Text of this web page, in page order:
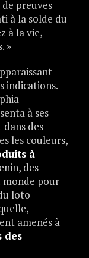
preuves
à la solde du
à la vie,
»
indications.
à ses
des
les couleurs,
à
des
monde pour
loto
amenés à
des